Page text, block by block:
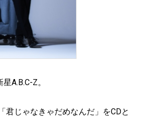
A.B.C-Z。
君じゃなきゃだめなんだ」をCDと